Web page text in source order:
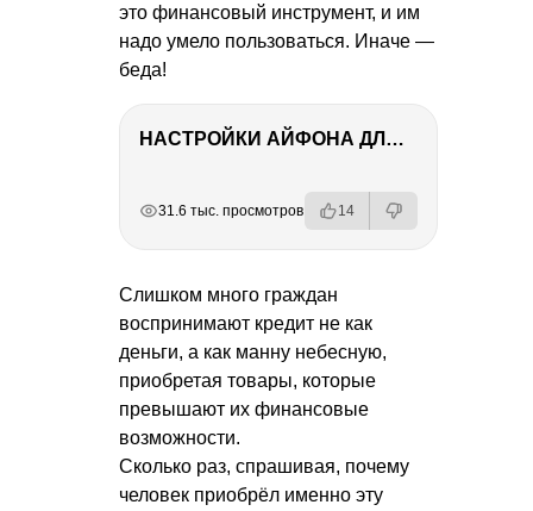
это финансовый инструмент, и им
надо умело пользоваться. Иначе —
беда!
НАСТРОЙКИ АЙФОНА ДЛЯ ФОТО И ВИДЕО
31.6 тыс. просмотров 14
Слишком много граждан
воспринимают кредит не как
деньги, а как манну небесную,
приобретая товары, которые
превышают их финансовые
возможности.
Сколько раз, спрашивая, почему
человек приобрёл именно эту